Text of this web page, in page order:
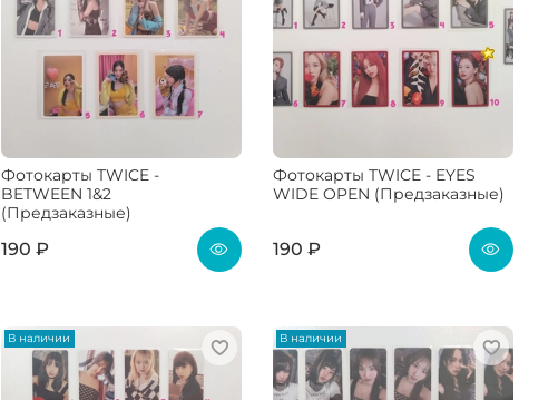
Фотокарты TWICE -
BETWEEN 1&2
(Предзаказные)
190 ₽
Фотокарты TWICE - EYES
WIDE OPEN (Предзаказные)
190 ₽
В наличии В наличии